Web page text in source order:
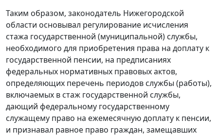
Таким образом, законодатель Нижегородской
области основывал регулирование исчисления
стажа государственной (муниципальной) службы,
необходимого для приобретения права на доплату к
государственной пенсии, на предписаниях
федеральных нормативных правовых актов,
определяющих перечень периодов службы (работы),
включаемых в стаж государственной службы,
дающий федеральному государственному
служащему право на ежемесячную доплату к пенсии,
и признавал равное право граждан, замещавших